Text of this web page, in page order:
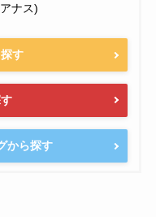
ナス)
す
から探す